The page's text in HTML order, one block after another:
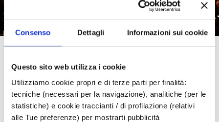
Consenso Dettagli Informazioni sui cookie
Questo sito web utilizza i cookie
Utilizziamo cookie propri e di terze parti per finalità:
tecniche (necessari per la navigazione), analitiche (per le
statistiche) e cookie traccianti / di profilazione (relativi
alle Tue preferenze) per mostrarti pubblicità
News
Capodanno nella Riviera di Rimini 2023
Capodanno nella